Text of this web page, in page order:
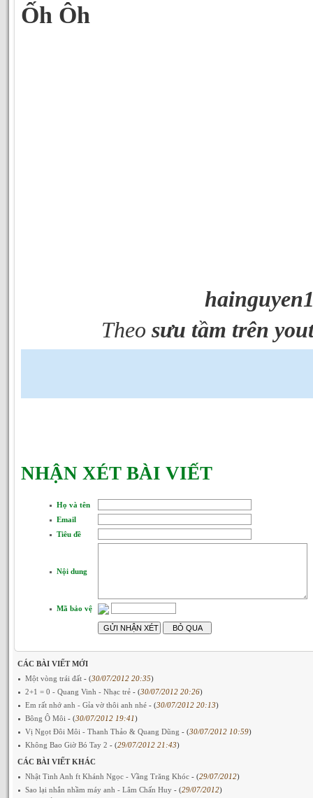
Ốh Ôh
Theo sưu tầm trên
NHẬN XÉT BÀI VIẾT
Họ và tên
Email
Tiêu đề
Nội dung
Mã bảo vệ
CÁC BÀI VIẾT MỚI
Một vòng trái đất - (30/07/2012 20:35)
2+1 = 0 - Quang Vinh - Nhạc trẻ - (30/07/2012 20:26)
Em rất nhớ anh - Gỉa vờ thôi anh nhé - (30/07/2012 20:13)
Bông Ô Môi - (30/07/2012 19:41)
Vị Ngọt Đôi Môi - Thanh Thảo & Quang Dũng - (30/07/2012 10:59)
Không Bao Giờ Bó Tay 2 - (29/07/2012 21:43)
CÁC BÀI VIẾT KHÁC
Nhật Tinh Anh ft Khánh Ngọc - Vầng Trăng Khóc - (29/07/2012)
Sao lại nhắn nhầm máy anh - Lâm Chấn Huy - (29/07/2012)